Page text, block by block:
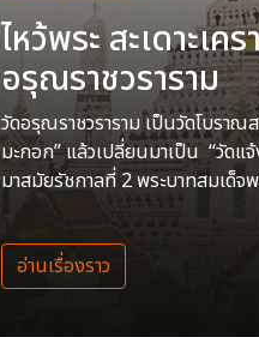
ไหว้พระ สะเดาะเ
อรุณราชวราราม
วัดอรุณราชวราราม เป็นวัดโบราณ
มะกอก” แล้วเปลี่ยนมาเป็น “วัดแ
มาสมัยรัชกาลที่ 2 พระบาทสมเด็จ
อ่านเรื่องราว